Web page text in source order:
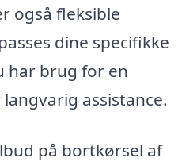
også fleksible
dine specifikke
har brug for en
assistance.
på bortkørsel af